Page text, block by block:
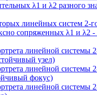
λ1 и λ2 разного
линейных систем 2-
сопряженных λ1 и λ2 -
линейной системы
узел)
линейной системы
фокус)
линейной системы